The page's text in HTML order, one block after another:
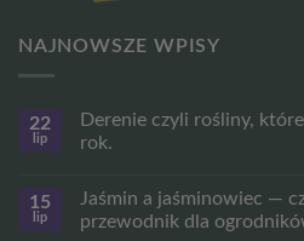
NAJNOWSZE WPISY
22
lip
Derenie czyli rośliny,
rok.
do
Derenie
czyli
15
lip
Jaśmin a jaśminowiec —
przewodnik dla